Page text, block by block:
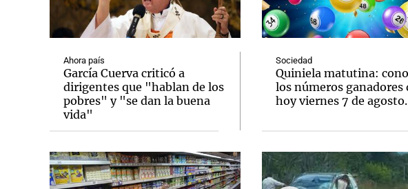
Ahora país
García Cuerva criticó a
dirigentes que "hablan de los
pobres" y "se dan la buena
vida"
Sociedad
Quiniela matutina:
los números ganadores
hoy viernes 7 de agosto.
Notas Notas